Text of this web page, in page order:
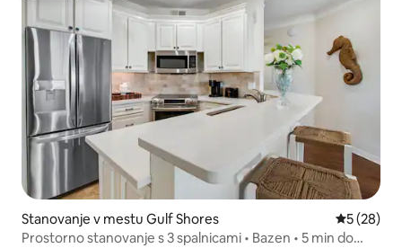
Stanovanje v mestu Gulf Shores
5 (28)
Prostorno stanovanje s 3 spalnicami • Bazen • 5 min do